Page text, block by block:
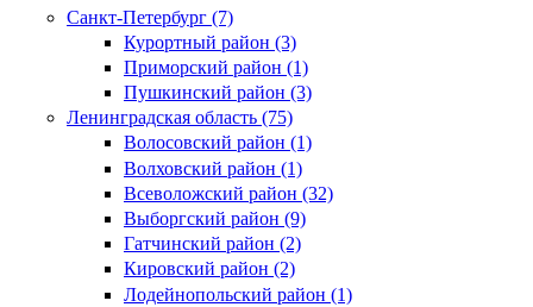
Санкт-Петербург (7)
Курортный район (3)
Приморский район (1)
Пушкинский район (3)
Ленинградская область (75)
Волосовский район (1)
Волховский район (1)
Всеволожский район (32)
Выборгский район (9)
Гатчинский район (2)
Кировский район (2)
Лодейнопольский район (1)